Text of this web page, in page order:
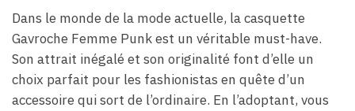
Dans le monde de la mode actuelle, la casquette
Gavroche Femme Punk est un véritable must-have.
Son attrait inégalé et son originalité font d’elle un
choix parfait pour les fashionistas en quête d’un
accessoire qui sort de l’ordinaire. En l’adoptant, vous